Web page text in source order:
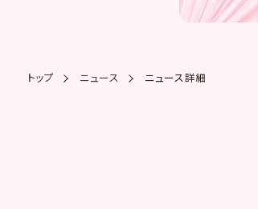
トップ ニュース ニュース詳細